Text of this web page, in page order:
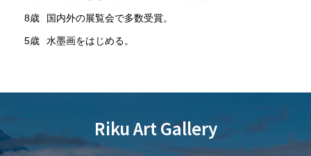
8歳 国内外の展覧会で多数受賞。
5歳 水墨画をはじめる。
Riku Art Gallery